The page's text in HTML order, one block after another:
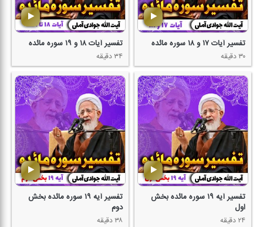
تفسیر آیات ۱۷ و ۱۸ سوره مائده
۳۰ دقیقه
تفسیر آیات ۱۸ و ۱۹ سوره مائده
۳۴ دقیقه
تفسیر آیه ۱۹ سوره مائده بخش
اول
۲۴ دقیقه
تفسیر آیه ۱۹ سوره مائده بخش
دوم
۳۸ دقیقه